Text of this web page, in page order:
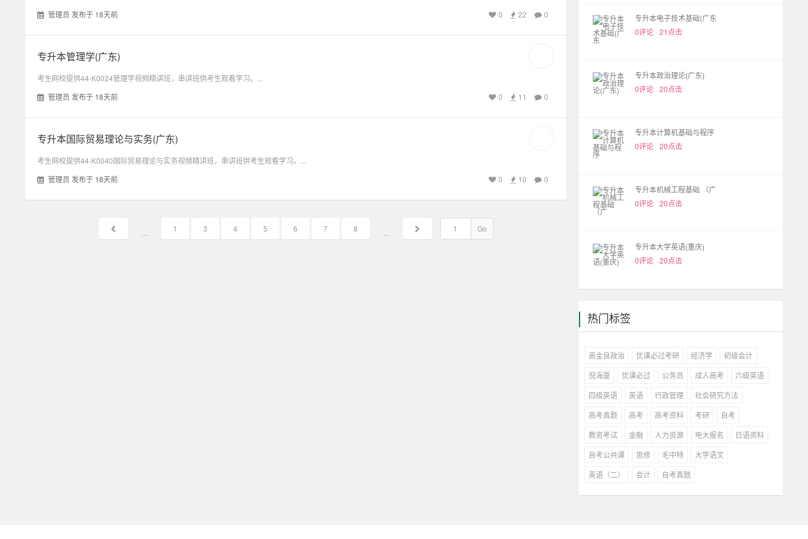
管理员 发布于 18天前
0 22 0
专升本管理学(广东)
考生网校提供44-K0024管理学视频精讲班，串讲班供考生观看学习。...
管理员 发布于 18天前
0 11 0
专升本国际贸易理论与实务(广东)
考生网校提供44-K0040国际贸易理论与实务视频精讲班，串讲班供考生观看学习。...
管理员 发布于 18天前
0 10 0
1 3 4 5 6 7 8 Go
专升本电子技术基础(广东
0评论 21点击
专升本政治理论(广东)
0评论 20点击
专升本计算机基础与程序
0评论 20点击
专升本机械工程基础 （广
0评论 20点击
专升本大学英语(重庆)
0评论 20点击
热门标签
高金良政治 优课必过考研 经济学
初级会计
倪海厦
优课必过 公务员 成人高考
六级英语
四级英语
英语 行政管理
社会研究方法
高考真题
高考 高考资料 考研
自考
教资考试
金融 人力资源 电大报名
日语资料
自考公共课
思修 毛中特
大学语文
英语（二）
会计 自考真题